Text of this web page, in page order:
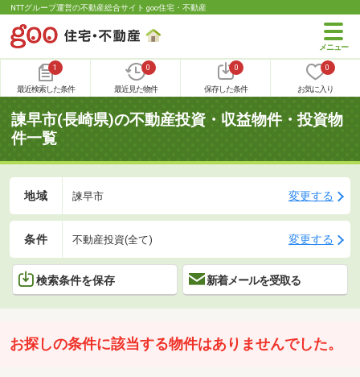
NTTグループ運営の不動産総合サイト goo住宅・不動産
1
最近検索した条件
0
最近見た物件
0
保存した条件
0
お気に入り
諫早市(長崎県)の不動産投資・収益物件・投資物
件一覧
地域 諫早市 変更する
条件 不動産投資(全て) 変更する
検索条件を保存 新着メールを受取る
お探しの条件に該当する物件はありませんでした。